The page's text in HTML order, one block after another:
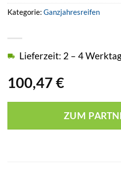
100,47 €
Lieferzeit: 2 – 4
ZUM
Kategorie: Ganzjahresreifen